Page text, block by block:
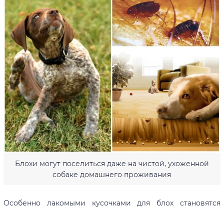
Блохи могут поселиться даже на чистой, ухоженной
собаке домашнего проживания
Особенно лакомыми кусочками для блох становятся